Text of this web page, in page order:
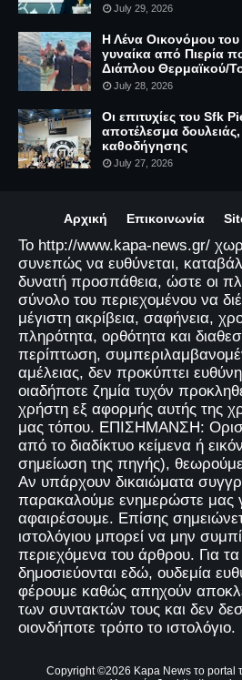
July 29, 2026
Η Λένα Οικονόμου
γυναίκα από Πιερία
Διάπλου Θερμαϊκού/
July 28, 2026
Οι επιτυχίες του Sfk
αποτέλεσμα
καθοδήγησης
July 27, 2026
Αρχική Επικοινωνία
Το http://www.kapa-news.gr/
συνεπώς να ευθύνεται,
δυνατή προσπάθεια, ώστε οι
σύνολο του περιεχομένου να
μέγιστη ακρίβεια, σαφήνεια,
πληρότητα, ορθότητα και
περίπτωση,
αμέλειας, δεν προκύπτει
οιαδήποτε ζημία τυχόν
χρήστη εξ αφορμής αυτής της
μας τόπου. ΕΠΙΣΗΜΑΝΣΗ:
από το διαδίκτυο κείμενα ή
σημείωση της πηγής), θεωρούμε
Αν υπάρχουν δικαιώματα
παρακαλούμε ενημερώστε μας
αφαιρέσουμε. Επίσης
ιστολόγιου μπορεί να μην
περιεχόμενα του άρθρου. Για
δημοσιεύονται εδώ, ουδεμία
φέρουμε καθώς απηχούν
των συντακτών τους και δεν
οιονδήποτε τρόπο το ιστολόγιο.
Copyright ©2026 Kapa News το portal